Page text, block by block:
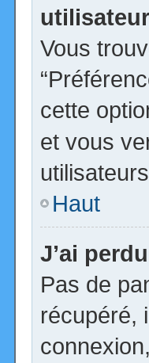
Vous
cette
et vous
Haut
J’ai
Pas de
récupéré,